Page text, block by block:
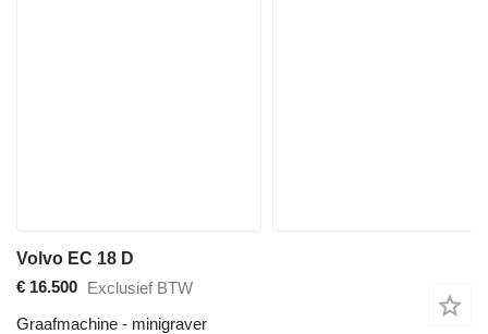
Volvo EC 18 D
€ 16.500 Exclusief BTW
Graafmachine - minigraver